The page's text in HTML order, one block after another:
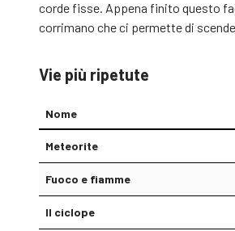
corde fisse. Appena finito questo
corrimano che ci permette di
Vie più ripetute
Nome
Meteorite
Fuoco e fiamme
Il ciclope